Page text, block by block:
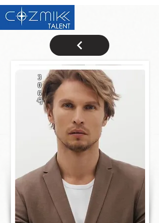
3
0
6
号